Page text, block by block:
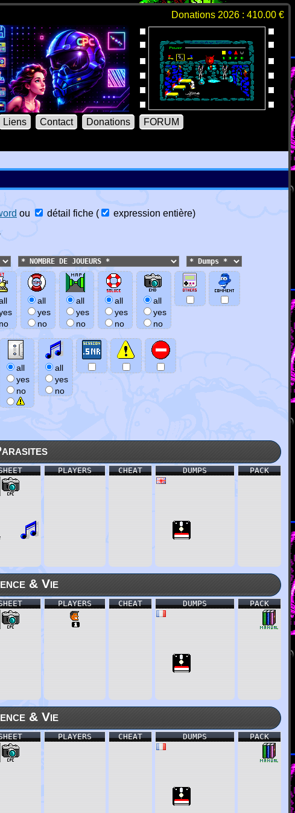
Donations 2026 : 410.00 €
Liens Contact Donations
FORUM
ou détail fiche ( expression entière)
no
all
yes
no
all
yes
no
all
yes
no
all
yes
no
all
yes
no
all
yes
no
PACK
DUMPS
CHEAT
PLAYERS
& Vie
PACK
DUMPS
CHEAT
PLAYERS
& Vie
PACK
DUMPS
CHEAT
PLAYERS